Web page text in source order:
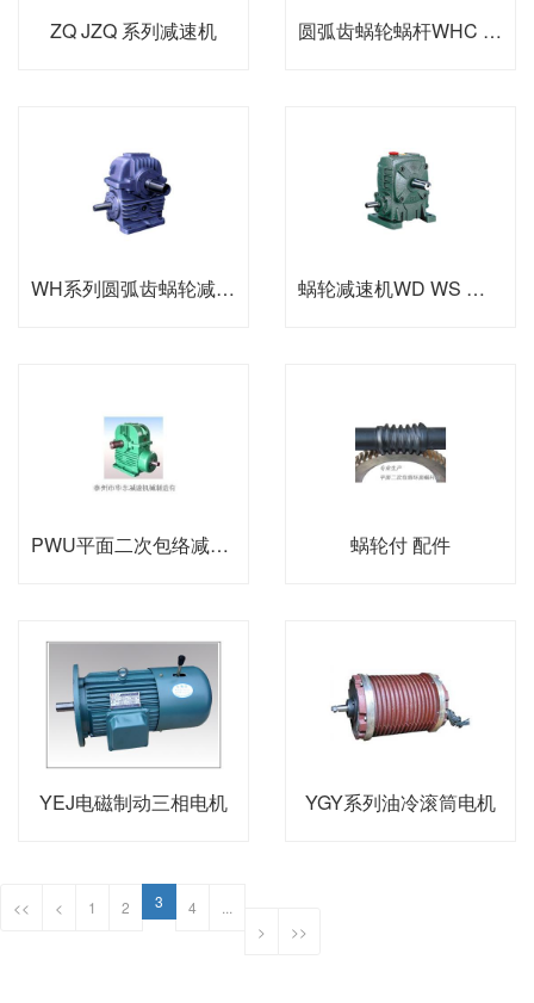
ZQ JZQ 系列减速机 圆弧齿蜗轮蜗杆WHC 系列
WH系列圆弧齿蜗轮减速机 蜗轮减速机WD WS 系列
PWU平面二次包络减速机 蜗轮付 配件
YEJ电磁制动三相电机 YGY系列油冷滚筒电机
<< < 1 2 3 4
...
>
>>